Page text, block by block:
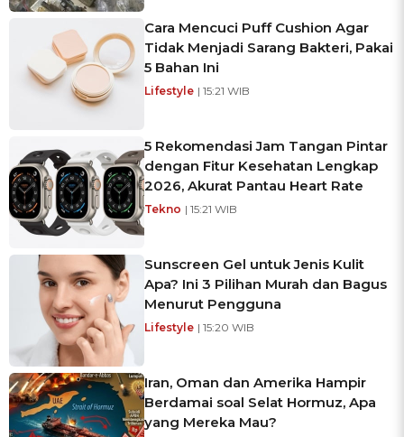
Cara Mencuci Puff Cushion Agar
Tidak Menjadi Sarang Bakteri, Pakai
5 Bahan Ini
Lifestyle | 15:21 WIB
5 Rekomendasi Jam Tangan Pintar
dengan Fitur Kesehatan Lengkap
2026, Akurat Pantau Heart Rate
Tekno | 15:21 WIB
Sunscreen Gel untuk Jenis Kulit
Apa? Ini 3 Pilihan Murah dan Bagus
Menurut Pengguna
Lifestyle | 15:20 WIB
Iran, Oman dan Amerika Hampir
Berdamai soal Selat Hormuz, Apa
yang Mereka Mau?